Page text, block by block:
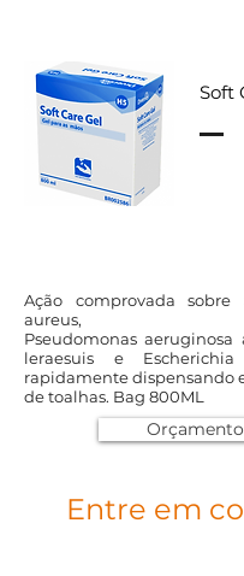
Soft
Ação comprovada sobre
aureus,
Pseudomonas aeruginosa
leraesuis e
rapidamente dispensando
de toalhas. Bag 800ML
Orçamento
Entre em